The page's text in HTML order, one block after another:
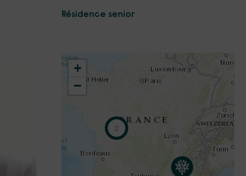
Résidence senior
2
+
−